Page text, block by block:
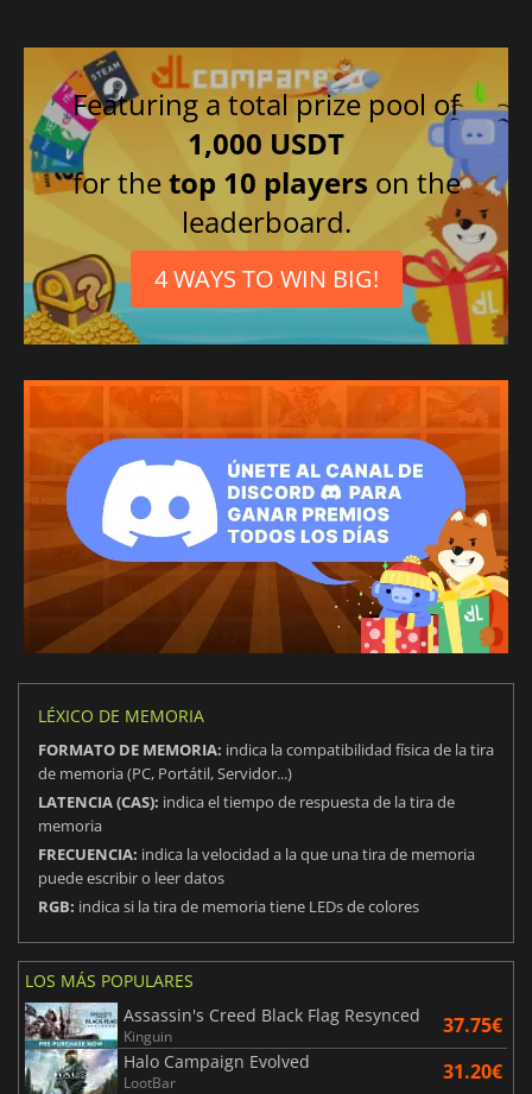
Featuring a total prize pool of
1,000 USDT
for thetop 10 players on the
leaderboard.
4 WAYS TO WIN BIG!
LÉXICO DE MEMORIA
FORMATO DE MEMORIA: indica la compatibilidad física de la tira
de memoria (PC, Portátil, Servidor...)
LATENCIA (CAS): indica el tiempo de respuesta de la tira de
memoria
FRECUENCIA: indica la velocidad a la que una tira de memoria
puede escribir o leer datos
RGB: indica si la tira de memoria tiene LEDs de colores
LOS MÁS POPULARES
Assassin's Creed Black Flag Resynced
Kinguin 37.75€
Halo Campaign Evolved
LootBar 31.20€